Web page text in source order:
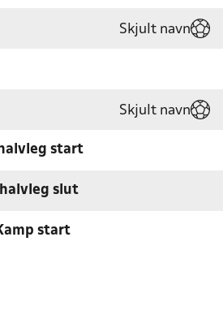
Skjult navn
Skjult navn
start
halvleg slut
start